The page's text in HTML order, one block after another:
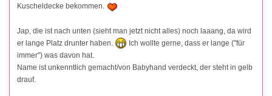
Kuscheldecke bekommen.
Jap, die ist nach unten (sieht man jetzt nicht alles) noch laaang, da wird
er lange Platz drunter haben.
Ich wollte gerne, dass er lange ("für
immer") was davon hat.
Name ist unkenntlich gemacht/von Babyhand verdeckt, der steht in gelb
drauf.